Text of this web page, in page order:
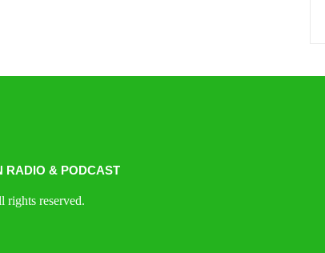
RADIO & PODCAST
reserved.